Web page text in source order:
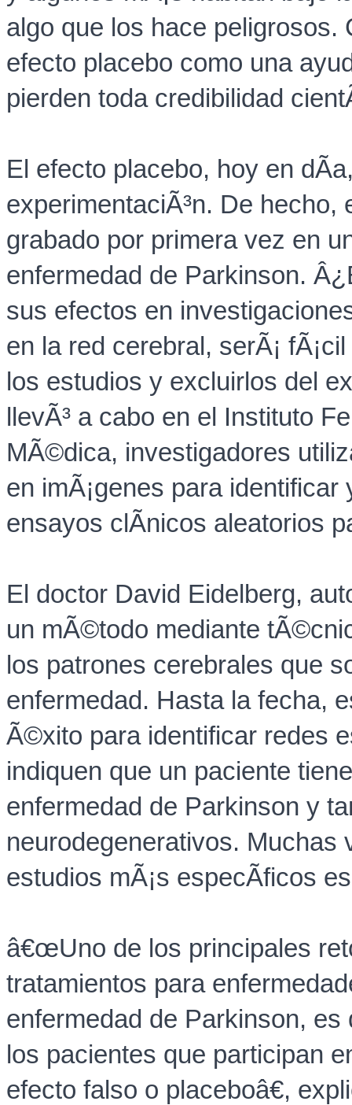
algo que los hace
efecto placebo como una
pierden toda credibilidad
El efecto placebo, hoy en
experimentaciÃ³n. De
grabado por primera vez en
enfermedad de Parkinson.
sus efectos en
en la red cerebral, serÃ¡
los estudios y excluirlos del
llevÃ³ a cabo en el Instituto
MÃ©dica, investigadores
en imÃ¡genes para
ensayos clÃ­nicos aleatorios
El doctor David Eidelberg,
un mÃ©todo mediante
los patrones cerebrales que
enfermedad. Hasta la fecha,
Ã©xito para identificar redes
indiquen que un paciente
enfermedad de Parkinson y
neurodegenerativos. Muchas
estudios mÃ¡s especÃ­ficos
â€œUno de los principales
tratamientos para
enfermedad de Parkinson,
los pacientes que participan
efecto falso o placeboâ€,